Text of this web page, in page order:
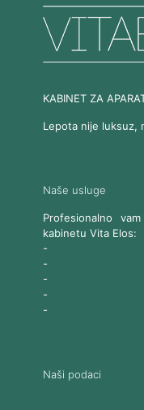
KABINET ZA
Lepota nije luksuz,
Naše usluge
Profesionalno
kabinetu Vita Elos:
-
-
-
-
-
Naši podaci